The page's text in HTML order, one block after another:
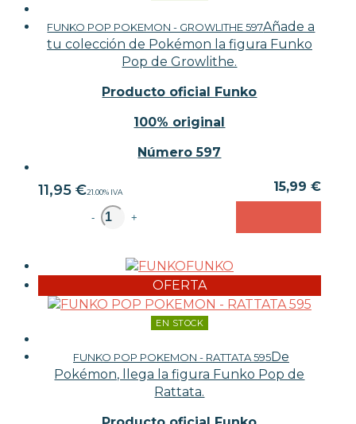
FUNKO POP POKEMON - GROWLITHE 597Añade a
tu colección de Pokémon la figura Funko
Pop de Growlithe.
Producto oficial Funko
100% original
Número 597
15,99 €
11,95 €21.00% IVA
- +
FUNKO
OFERTA
EN STOCK
FUNKO POP POKEMON - RATTATA 595De
Pokémon, llega la figura Funko Pop de
Rattata.